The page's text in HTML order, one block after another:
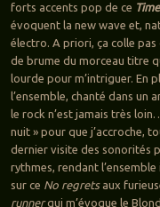
forts accents pop de ce
évoquent la new wave et,
électro. A priori, ça colle
de brume du morceau titre
lourde pour m’intriguer. En
l’ensemble, chanté dans un
le rock n’est jamais très
nuit » pour que j’accroche,
dernier visite des sonorités
rythmes, rendant
sur ce No regretsaux
runnerqui m’évoque le